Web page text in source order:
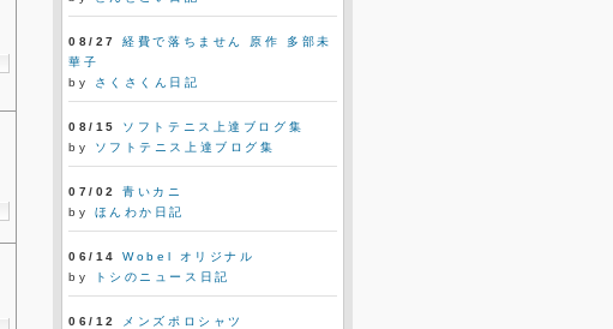
08/27
経費で落ちません 原作 多部未
華子
by
さくさくん日記
08/15
ソフトテニス上達ブログ集
by
ソフトテニス上達ブログ集
07/02
青いカニ
by ほんわか日記
06/14
Wobel オリジナル
by
トシのニュース日記
06/12
メンズポロシャツ